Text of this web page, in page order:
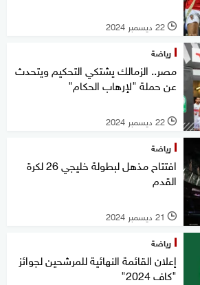
l 22 ديسمبر 2024
رياضة
مصر.. الزمالك يشتكي التحكيم ويتحدث
عن حملة "لإرهاب الحكام"
l 22 ديسمبر 2024
رياضة
افتتاح مذهل لبطولة خليجي 26 لكرة
القدم
l 21 ديسمبر 2024
رياضة
إعلان القائمة النهائية للمرشحين لجوائز
"كاف 2024"